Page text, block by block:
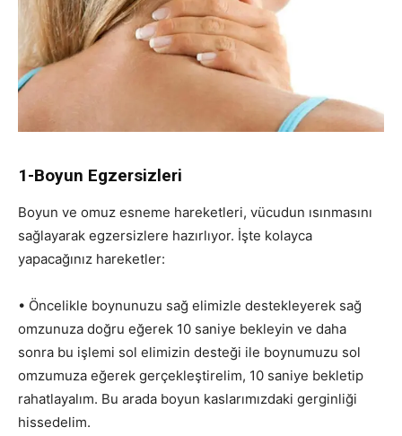
1-Boyun Egzersizleri
Boyun ve omuz esneme hareketleri, vücudun ısınmasını
sağlayarak egzersizlere hazırlıyor. İşte kolayca
yapacağınız hareketler:
• Öncelikle boynunuzu sağ elimizle destekleyerek sağ
omzunuza doğru eğerek 10 saniye bekleyin ve daha
sonra bu işlemi sol elimizin desteği ile boynumuzu sol
omzumuza eğerek gerçekleştirelim, 10 saniye bekletip
rahatlayalım. Bu arada boyun kaslarımızdaki gerginliği
hissedelim.